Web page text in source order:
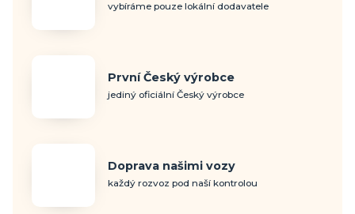
vybíráme pouze lokální dodavatele
První Český výrobce
jediný oficiální Český výrobce
Doprava našimi vozy
každý rozvoz pod naší kontrolou